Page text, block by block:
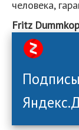
человека,
Fritz